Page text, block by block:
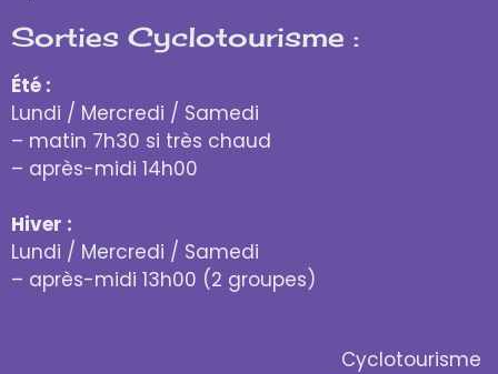
Sorties Cyclotourisme :
Été :
Lundi / Mercredi / Samedi
– matin 7h30 si très chaud
– après-midi 14h00
Hiver :
Lundi / Mercredi / Samedi
– après-midi 13h00 (2 groupes)
Cyclotourisme